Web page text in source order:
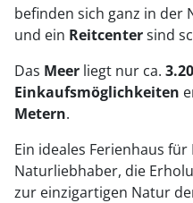
befinden sich ganz in der
und ein Reitcentersind
Das Meer liegt nur ca.
Einkaufsmöglichkeiten
Metern.
Ein ideales Ferienhaus
Naturliebhaber, die
zur einzigartigen Natur